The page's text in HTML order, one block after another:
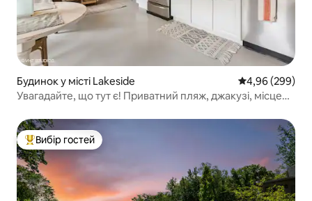
Будинок у місті Lakeside Середня
4,96 (299)
Увагадайте, що тут є! Приватний пляж, джакузі, місце
Топ вибір гостей
Вибір гостей